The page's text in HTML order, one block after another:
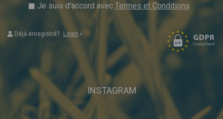
Je suis d'accord avec Termes et Conditions
Déjà enregistré? Login »
INSTAGRAM